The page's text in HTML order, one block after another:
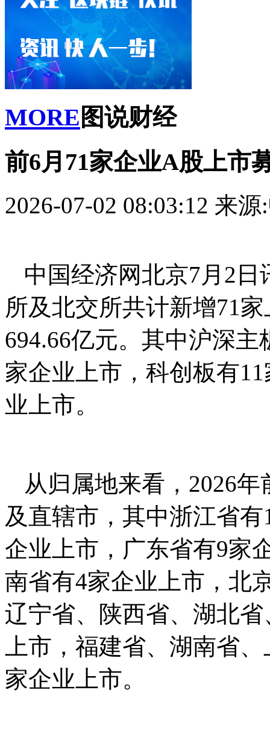
MORE 图说财经
前6月71家企业A股上市
2026-07-02 08:03:12 来源
中国经济网北京7月2日
所及北交所共计新增71
694.66亿元。其中沪深
家企业上市，科创板有
业上市。
从归属地来看，2026
及直辖市，其中浙江省
企业上市，广东省有9家
南省有4家企业上市，北
辽宁省、陕西省、湖北
上市，福建省、湖南省
家企业上市。